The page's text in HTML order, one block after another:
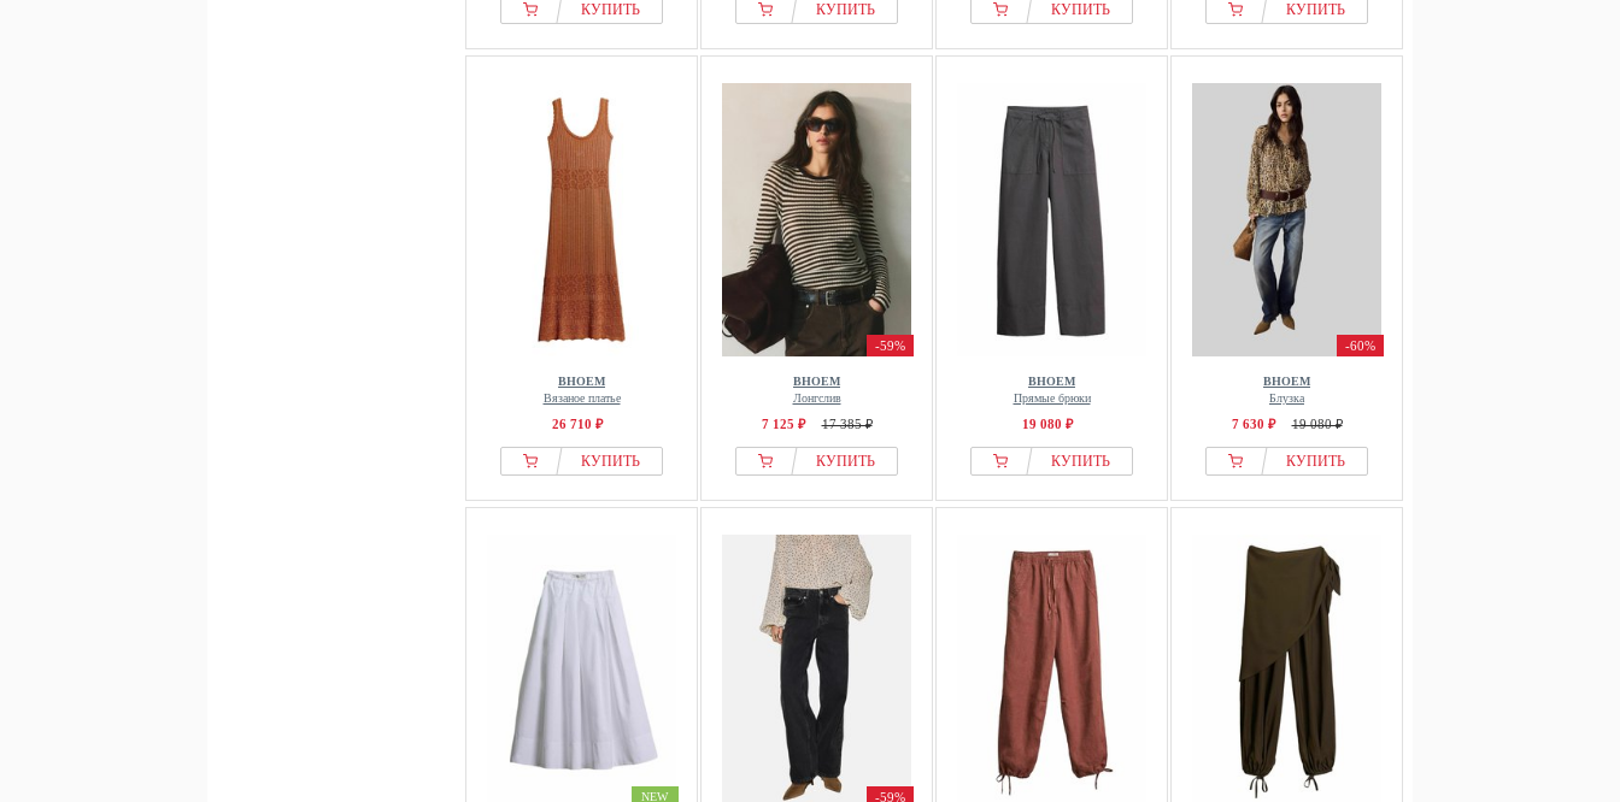
КУПИТЬ КУПИТЬ КУПИТЬ КУПИТЬ
BHOEM
Вязаное платье
26 710 ₽
КУПИТЬ
-59%
BHOEM
Лонгслив
7 125 ₽ 17 385 ₽
КУПИТЬ
BHOEM
Прямые брюки
19 080 ₽
КУПИТЬ
-60%
BHOEM
Блузка
7 630 ₽ 19 080 ₽
КУПИТЬ
NEW -59%